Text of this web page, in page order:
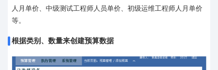
人月单价、中级测试工程师人员单价、初级运维工程师人月单价
等。
根据类别、数量来创建预算数据